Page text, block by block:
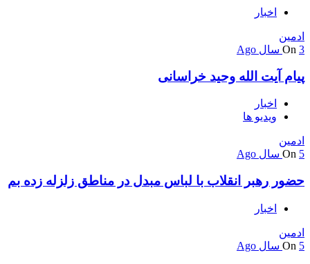
اخبار
ادمین
On 3 سال Ago
پیام آیت الله وحید خراسانی
اخبار
ویدیو ها
ادمین
On 5 سال Ago
حضور رهبر انقلاب با لباس مبدل در مناطق زلزله زده بم
اخبار
ادمین
On 5 سال Ago